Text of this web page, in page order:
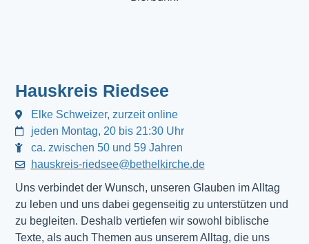
Hauskreis Riedsee
Elke Schweizer, zurzeit online
jeden Montag, 20 bis 21:30 Uhr
ca. zwischen 50 und 59 Jahren
hauskreis-riedsee@bethelkirche.de
Uns verbindet der Wunsch, unseren Glauben im Alltag
zu leben und uns dabei gegenseitig zu unterstützen und
zu begleiten. Deshalb vertiefen wir sowohl biblische
Texte, als auch Themen aus unserem Alltag, die uns